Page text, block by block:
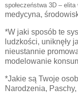
społeczeństwa 3D – elita
medycyna,
*W jaki sposób te
ludzkości, uniknęły
nieustannie
modelowanie
*Jakie są Twoje
Narodzenia,